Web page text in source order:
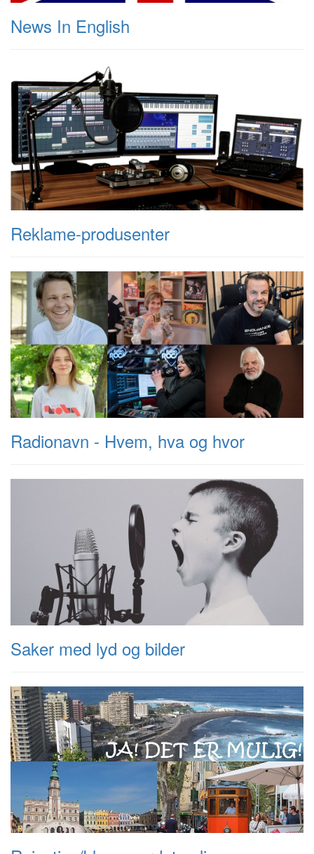
News In English
Reklame-produsenter
Radionavn - Hvem, hva og hvor
Saker med lyd og bilder